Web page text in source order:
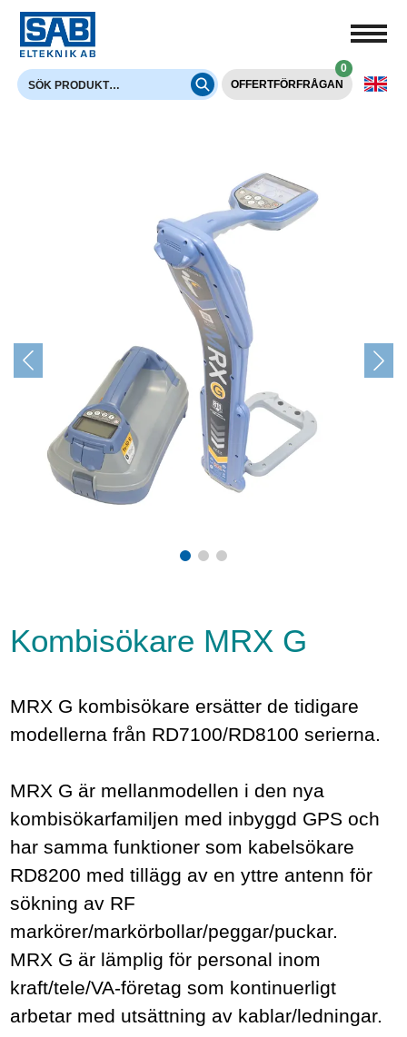
OFFERTFÖRFRÅGAN
0
Kombisökare MRX G
MRX G kombisökare ersätter de tidigare
modellerna från RD7100/RD8100 serierna.
MRX G är mellanmodellen i den nya
kombisökarfamiljen med inbyggd GPS och
har samma funktioner som kabelsökare
RD8200 med tillägg av en yttre antenn för
sökning av RF
markörer/markörbollar/peggar/puckar.
MRX G är lämplig för personal inom
kraft/tele/VA-företag som kontinuerligt
arbetar med utsättning av kablar/ledningar.